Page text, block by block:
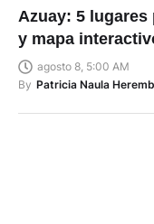
Azuay: 5
y mapa
agosto 8, 5:00 AM
By Patricia Naula